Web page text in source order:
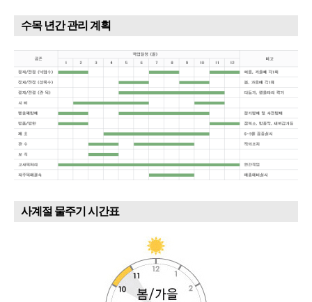
수목 년간 관리 계획
사계절 물주기 시간표